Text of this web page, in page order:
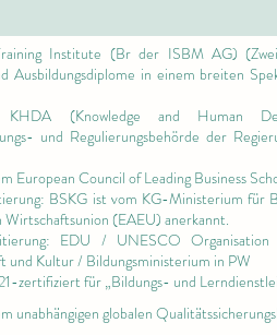
Institute (Br der ISBM AG)
Ausbildungsdiplome in einem breiten
(Knowledge and Human
und Regulierungsbehörde der
European Council of Leading Business
BSKG ist vom KG-Ministerium für
Wirtschaftsunion (EAEU) anerkannt.
EDU / UNESCO
und Kultur / Bildungsministerium in PW
zertifiziert für „Bildungs- und
unabhängigen globalen